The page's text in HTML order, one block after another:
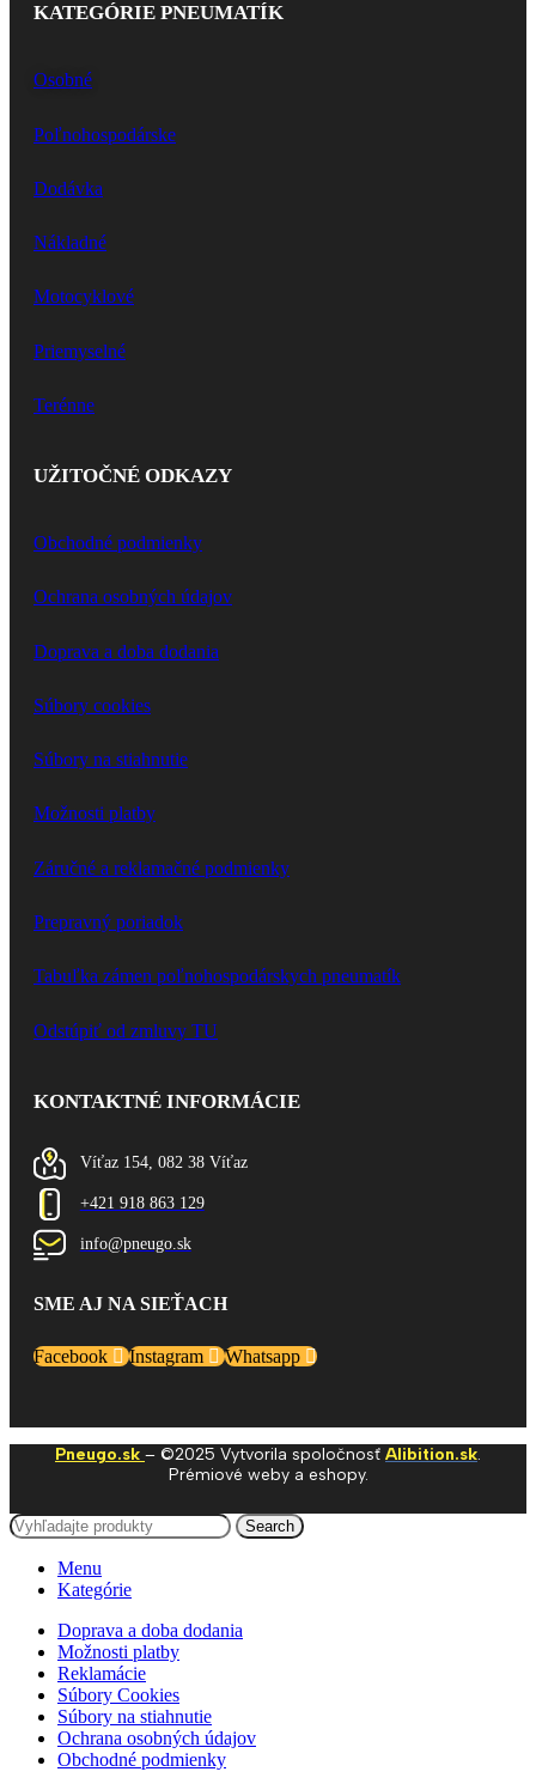
KATEGÓRIE PNEUMATÍK
Osobné
Poľnohospodárske
Dodávka
Nákladné
Motocyklové
Priemyselné
Terénne
UŽITOČNÉ ODKAZY
Obchodné podmienky
Ochrana osobných údajov
Doprava a doba dodania
Súbory cookies
Súbory na stiahnutie
Možnosti platby
Záručné a reklamačné podmienky
Prepravný poriadok
Tabuľka zámen poľnohospodárskych pneumatík
Odstúpiť od zmluvy TU
KONTAKTNÉ INFORMÁCIE
Víťaz 154, 082 38 Víťaz
+421 918 863 129
info@pneugo.sk
SME AJ NA SIEŤACH
Facebook Instagram Whatsapp
Pneugo.sk – ©2025 Vytvorila spoločnosť Alibition.sk.
Prémiové weby a eshopy.
Search
Menu
Kategórie
Doprava a doba dodania
Možnosti platby
Reklamácie
Súbory Cookies
Súbory na stiahnutie
Ochrana osobných údajov
Obchodné podmienky